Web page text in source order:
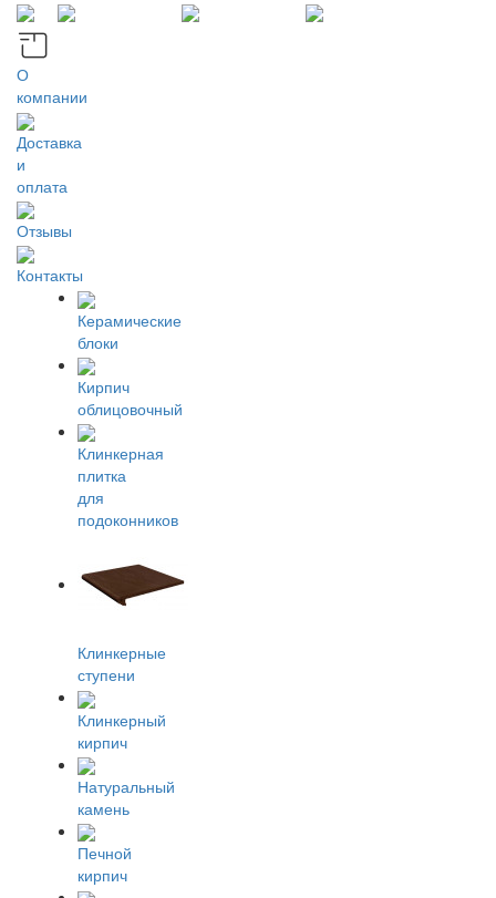
О
компании
Доставка
и
оплата
Отзывы
Контакты
Керамические
блоки
Кирпич
облицовочный
Клинкерная
плитка
для
подоконников
Клинкерные
ступени
Клинкерный
кирпич
Натуральный
камень
Печной
кирпич